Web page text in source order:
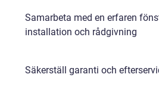
Samarbeta med en erfaren
installation och rådgivning
Säkerställ garanti och